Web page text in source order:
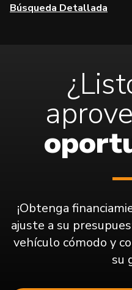
Búsqueda Detallada
¡Obtenga
ajuste a su
vehículo cómodo y
su